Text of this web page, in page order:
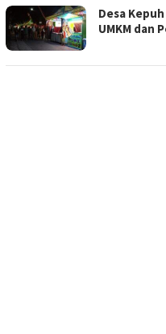
Desa
UMKM dan